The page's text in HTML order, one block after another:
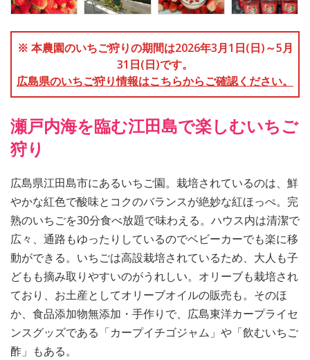
※ 本農園のいちご狩りの期間は2026年3月1日(日)～5月
31日(日)です。
広島県のいちご狩り情報はこちらからご確認ください。
瀬戸内海を臨む江田島で楽しむいちご
狩り
広島県江田島市にあるいちご園。栽培されているのは、鮮
やかな紅色で酸味とコクのバランスが絶妙な紅ほっぺ。完
熟のいちごを30分食べ放題で味わえる。ハウス内は清潔で
広々、通路もゆったりしているのでベビーカーでも楽に移
動ができる。いちごは高設栽培されているため、大人も子
どもも摘み取りやすいのがうれしい。オリーブも栽培され
ており、お土産としてオリーブオイルの販売も。そのほ
か、食品添加物無添加・手作りで、広島東洋カープライセ
ンスグッズである「カープイチゴジャム」や「飲むいちご
酢」もある。